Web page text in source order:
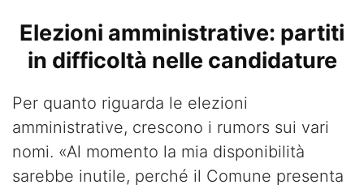
Elezioni amministrative: partiti
in difficoltà nelle candidature
Per quanto riguarda le elezioni
amministrative, crescono i rumors sui vari
nomi. «Al momento la mia disponibilità
sarebbe inutile, perché il Comune presenta